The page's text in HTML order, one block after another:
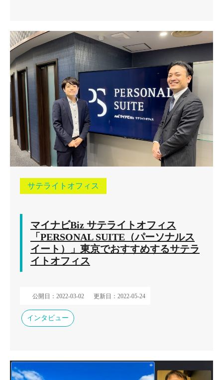
サテライトオフィス
マイナビBiz サテライトオフィス
「PERSONAL SUITE（パーソナルス
イート）」東京でおすすめするサテラ
イトオフィス
公開日：2022-03-02 更新日：2022-05-24
インタビュー